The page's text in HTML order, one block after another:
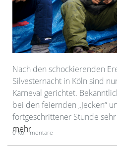
Nach den schockierenden
Silvesternacht in Köln sind
Karneval gerichtet.
bei den feiernden „Jecken“
fortgeschrittener Stunde
mehr
0 Kommentare